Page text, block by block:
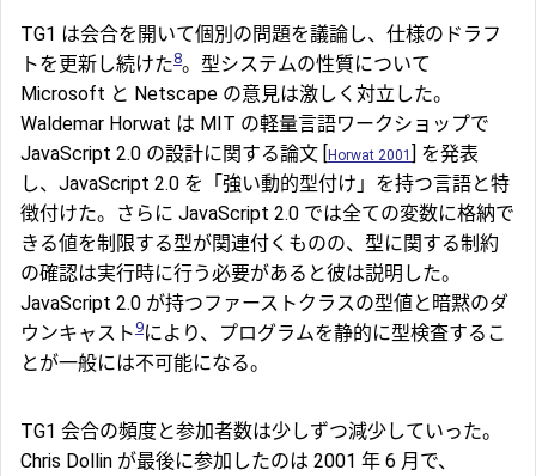
TG1 は会合を開いて個別の問題を議論し、仕様のドラフ
トを更新し続けた8。型システムの性質について
Microsoft と Netscape の意見は激しく対立した。
Waldemar Horwat は MIT の軽量言語ワークショップで
JavaScript 2.0 の設計に関する論文 [Horwat 2001 ] を発表
し、JavaScript 2.0 を「強い動的型付け」を持つ言語と特
徴付けた。さらに JavaScript 2.0 では全ての変数に格納で
きる値を制限する型が関連付くものの、型に関する制約
の確認は実行時に行う必要があると彼は説明した。
JavaScript 2.0 が持つファーストクラスの型値と暗黙のダ
ウンキャスト9により、プログラムを静的に型検査するこ
とが一般には不可能になる。
TG1 会合の頻度と参加者数は少しずつ減少していった。
Chris Dollin が最後に参加したのは 2001 年 6 月で、